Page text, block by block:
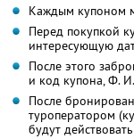
Каждым купоном
Перед покупкой
интересующую
После этого
и код купона,Ф.
После
туроператором
будут